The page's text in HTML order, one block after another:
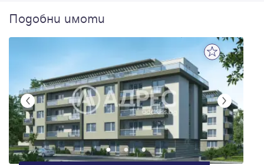
Подобни имоти